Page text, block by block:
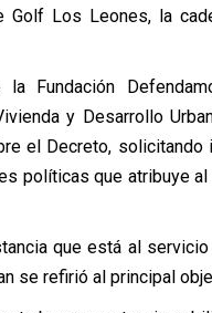
Los Leones, la
Fundación
y Desarrollo
el Decreto, solicitando
políticas que atribuye
que está al
se refirió al principal